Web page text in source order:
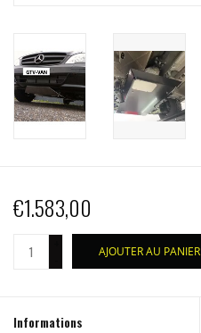
€1.583,00
AJOUTER AU PANIER
Informations